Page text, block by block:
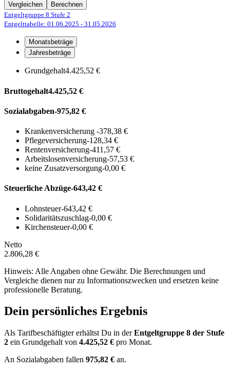
Vergleichen
Berechnen
Entgeltgruppe 8 Stufe 2
Entgelttabelle: 01.06.2025 - 31.05.2026
Monatsbeträge
Jahresbeträge
Grundgehalt4.425,52 €
Bruttogehalt4.425,52 €
Sozialabgaben-975,82 €
Krankenversicherung -378,38 €
Pflegeversicherung-128,34 €
Rentenversicherung-411,57 €
Arbeitslosenversicherung-57,53 €
keine Zusatzversorgung-0,00 €
Steuerliche Abzüge-643,42 €
Lohnsteuer-643,42 €
Solidaritätszuschlag-0,00 €
Kirchensteuer-0,00 €
Netto
2.806,28 €
Hinweis: Alle Angaben ohne Gewähr. Die Berechnungen und
Vergleiche dienen nur zu Informationszwecken und ersetzen keine
professionelle Beratung.
Dein persönliches Ergebnis
Als Tarifbeschäftigter erhältst Du in derEntgeltgruppe 8 der Stufe
2 ein Grundgehalt von 4.425,52 € pro Monat.
An Sozialabgaben fallen 975,82 € an.